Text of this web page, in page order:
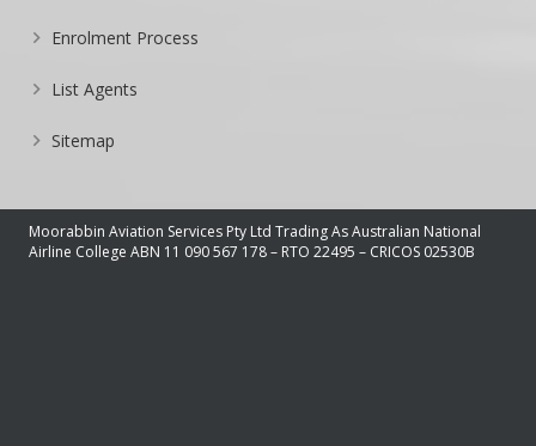
Enrolment Process
List Agents
Sitemap
Moorabbin Aviation Services Pty Ltd Trading As Australian National
Airline College ABN 11 090 567 178 – RTO 22495 – CRICOS 02530B